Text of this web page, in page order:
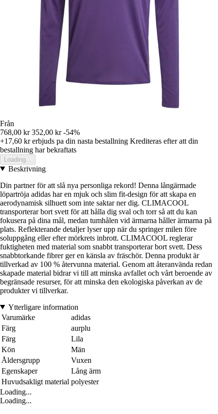
Från
768,00 kr 352,00 kr -54%
+17,60 krerbjuds pa din nasta bestallning Krediteras efter att din
bestallning har bekraftats
Loading...
Beskrivning
Din partner för att slå nya personliga rekord! Denna långärmade
löpartröja adidas har en mjuk och slim fit-design för att skapa en
aerodynamisk silhuett som inte saktar ner dig. CLIMACOOL
transporterar bort svett för att hålla dig sval och torr så att du kan
fokusera på dina mål, medan tumhålen vid ärmarna håller ärmarna på
plats. Reflekterande detaljer lyser upp när du springer milen före
soluppgång eller efter mörkrets inbrott. CLIMACOOL reglerar
fuktigheten med material som snabbt transporterar bort svett. Dess
snabbtorkande fibrer ger en känsla av fräschör. Denna produkt är
tillverkad av 100 % återvunna material. Genom att återanvända redan
skapade material bidrar vi till att minska avfallet och vårt beroende av
begränsade resurser, för att minska den ekologiska påverkan av de
produkter vi tillverkar.
Ytterligare information
Varumärke
adidas
Färg
aurplu
Färg
Lila
Kön
Män
Åldersgrupp
Vuxen
Egenskaper
Lång ärm
Huvudsakligt material polyester
Loading...
Loading...